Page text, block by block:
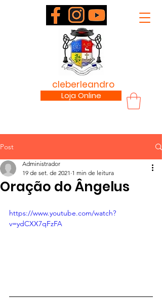
cleberleandro
Loja Online
Post
Oração do Ângelus
Administrador
19 de set. de 2021 1 min de leitura
https://www.youtube.com/watch?
v=ydCXX7qFzFA